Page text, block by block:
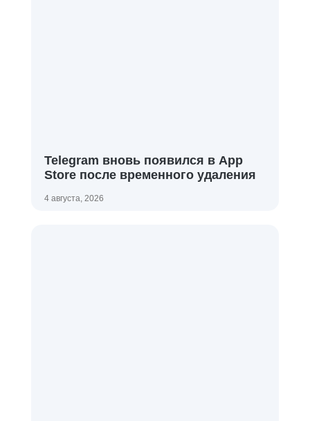
Telegram вновь появился в App
Store после временного удаления
4 августа, 2026